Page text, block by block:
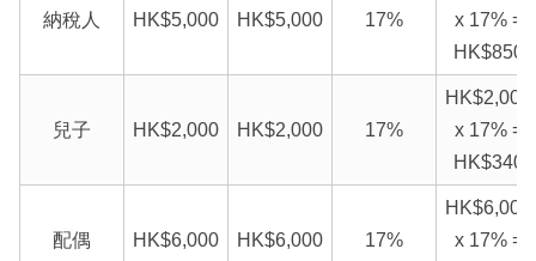
納稅人 HK$5,000 HK$5,000 17%
x 17% =
HK$850
兒子 HK$2,000 HK$2,000 17%
HK$2,000
x 17% =
HK$340
配偶 HK$6,000 HK$6,000 17%
HK$6,000
x 17% =